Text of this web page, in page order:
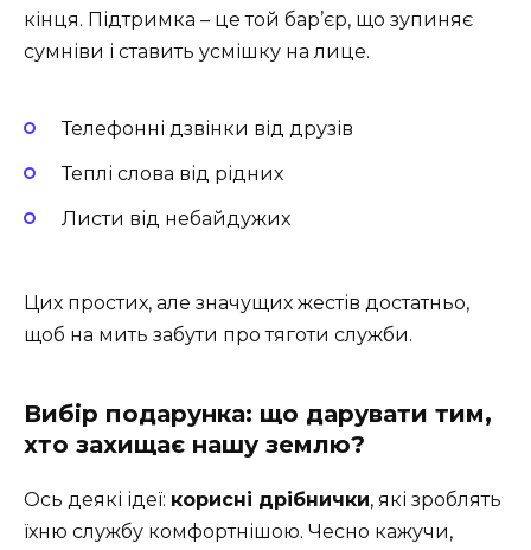
кінця. Підтримка – це той бар’єр, що зупиняє
сумніви і ставить усмішку на лице.
Телефонні дзвінки від друзів
Теплі слова від рідних
Листи від небайдужих
Цих простих, але значущих жестів достатньо,
щоб на мить забути про тяготи служби.
Вибір подарунка: що дарувати тим,
хто захищає нашу землю?
Ось деякі ідеї: корисні дрібнички, які зроблять
їхню службу комфортнішою. Чесно кажучи,